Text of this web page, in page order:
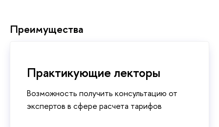
Преимущества
Практикующие лекторы
Возможность получить консультацию от
экспертов в сфере расчета тарифов